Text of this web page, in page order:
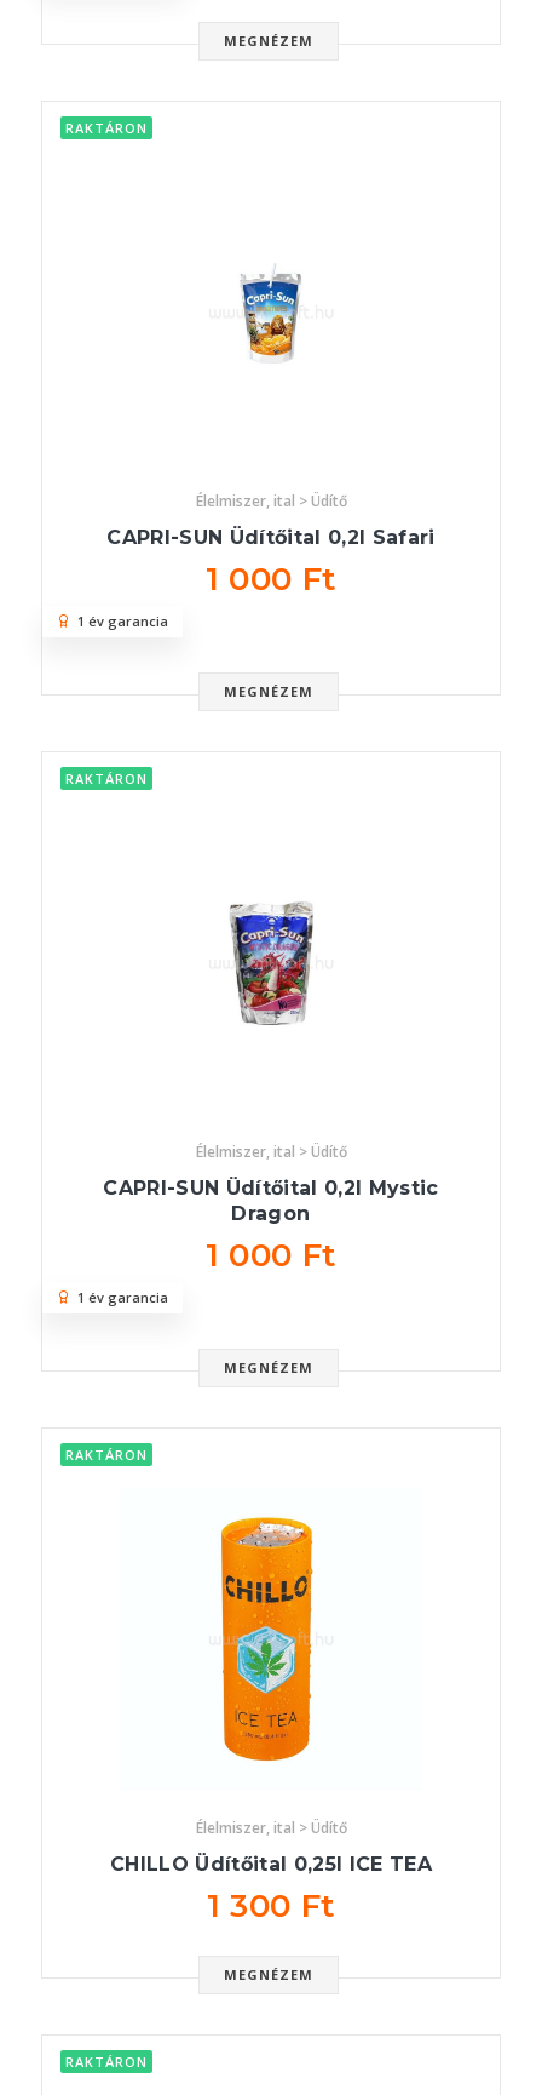
MEGNÉZEM
RAKTÁRON
Élelmiszer, ital > Üdítő
CAPRI-SUN Üdítőital 0,2l Safari
1 000 Ft
MEGNÉZEM
1 év garancia
RAKTÁRON
Élelmiszer, ital > Üdítő
CAPRI-SUN Üdítőital 0,2l Mystic
Dragon
1 000 Ft
MEGNÉZEM
1 év garancia
RAKTÁRON
Élelmiszer, ital > Üdítő
CHILLO Üdítőital 0,25l ICE TEA
1 300 Ft
MEGNÉZEM
RAKTÁRON